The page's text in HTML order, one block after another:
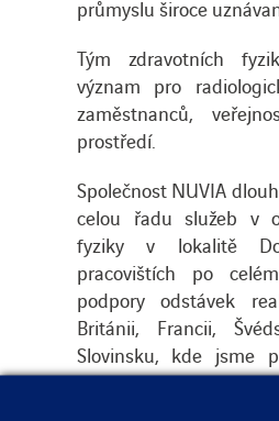
průmyslu široce
Tým zdravotních
význam pro
zaměstnanců,
prostředí.
Společnost NUVIA
celou řadu služeb v
fyziky v lokalitě
pracovištích po
podpory odstávek
Británii, Francii,
Slovinsku, kde jsme
klíčové kompetence